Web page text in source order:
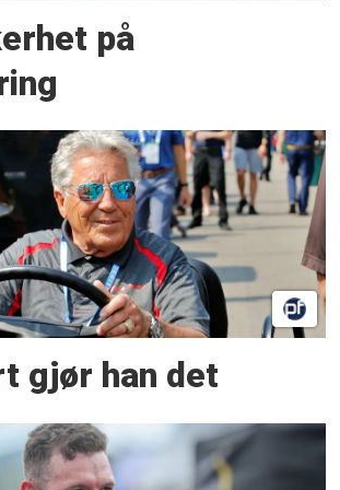
på
gjør han det